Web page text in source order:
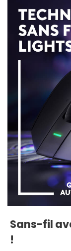
Sans-fil
!